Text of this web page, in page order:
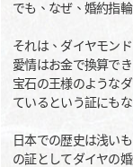
でも、なぜ、婚約指
それは、ダイヤモン
愛情はお金で換算で
宝石の王様のような
ているという証にも
日本での歴史は浅い
の証としてダイヤの